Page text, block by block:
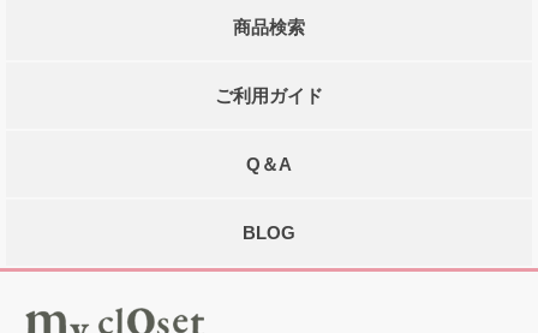
商品検索
ご利用ガイド
Q＆A
BLOG